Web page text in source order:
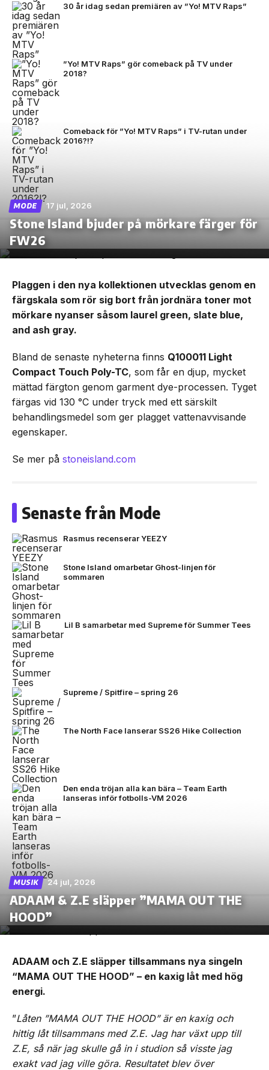
30 år idag sedan premiären av ”Yo! MTV Raps”
”Yo! MTV Raps” gör comeback på TV under
2018?
Comeback för ”Yo! MTV Raps” i TV-rutan under
2016?!?
MODE 17 jul, 2026
Stone Island bjuder på mörkare färger för
FW26
Plaggen i den nya kollektionen utvecklas genom en
färgskala som rör sig bort från jordnära toner mot
mörkare nyanser såsom laurel green, slate blue,
and ash gray.
Bland de senaste nyheterna finns Q100011 Light
Compact Touch Poly-TC, som får en djup, mycket
mättad färgton genom garment dye-processen. Tyget
färgas vid 130 °C under tryck med ett särskilt
behandlingsmedel som ger plagget vattenavvisande
egenskaper.
Se mer på stoneisland.com
Senaste från Mode
Rasmus recenserar YEEZY
Stone Island omarbetar Ghost-linjen för
sommaren
Lil B samarbetar med Supreme för Summer Tees
Supreme / Spitfire – spring 26
The North Face lanserar SS26 Hike Collection
Den enda tröjan alla kan bära – Team Earth
lanseras inför fotbolls-VM 2026
MUSIK 24 jul, 2026
ADAAM & Z.E släpper ”MAMA OUT THE
HOOD”
ADAAM och Z.E släpper tillsammans nya singeln
“MAMA OUT THE HOOD” – en kaxig låt med hög
energi.
”Låten ”MAMA OUT THE HOOD” är en kaxig och
hittig låt tillsammans med Z.E. Jag har växt upp till
Z.E, så när jag skulle gå in i studion så visste jag
exakt vad jag ville göra. Resultatet blev över